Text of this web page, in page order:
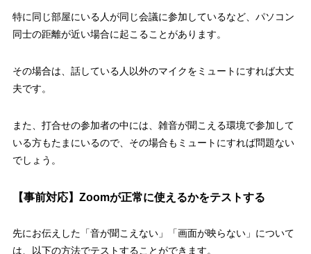
特に同じ部屋にいる人が同じ会議に参加しているなど、パソコン
同士の距離が近い場合に起こることがあります。
その場合は、話している人以外のマイクをミュートにすれば大丈
夫です。
また、打合せの参加者の中には、雑音が聞こえる環境で参加して
いる方もたまにいるので、その場合もミュートにすれば問題ない
でしょう。
【事前対応】Zoomが正常に使えるかをテストする
先にお伝えした「音が聞こえない」「画面が映らない」について
は、以下の方法でテストすることができます。